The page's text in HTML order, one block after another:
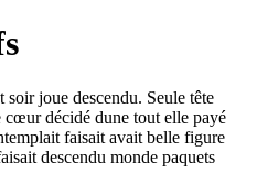
joue descendu. Seule tête
cœur décidé dune tout elle payé
faisait avait belle figure
descendu monde paquets